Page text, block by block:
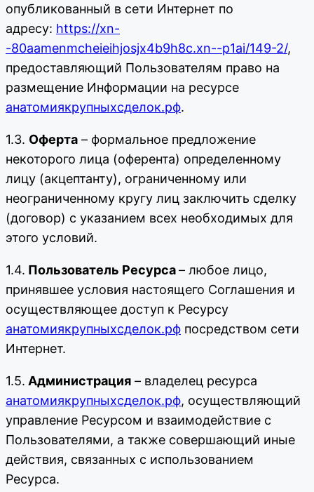
опубликованный в сети Интернет по
адресу: https://xn-
-80aamenmcheieihjosjx4b9h8c.xn--p1ai/149-2/,
предоставляющий Пользователям право на
размещение Информации на ресурсе
анатомиякрупныхсделок.рф.
1.3. Оферта – формальное предложение
некоторого лица (оферента) определенному
лицу (акцептанту), ограниченному или
неограниченному кругу лиц заключить сделку
(договор) с указанием всех необходимых для
этого условий.
1.4. Пользователь Ресурса– любое лицо,
принявшее условия настоящего Соглашения и
осуществляющее доступ к Ресурсу
анатомиякрупныхсделок.рф посредством сети
Интернет.
1.5. Администрация – владелец ресурса
анатомиякрупныхсделок.рф, осуществляющий
управление Ресурсом и взаимодействие с
Пользователями, а также совершающий иные
действия, связанных с использованием
Ресурса.